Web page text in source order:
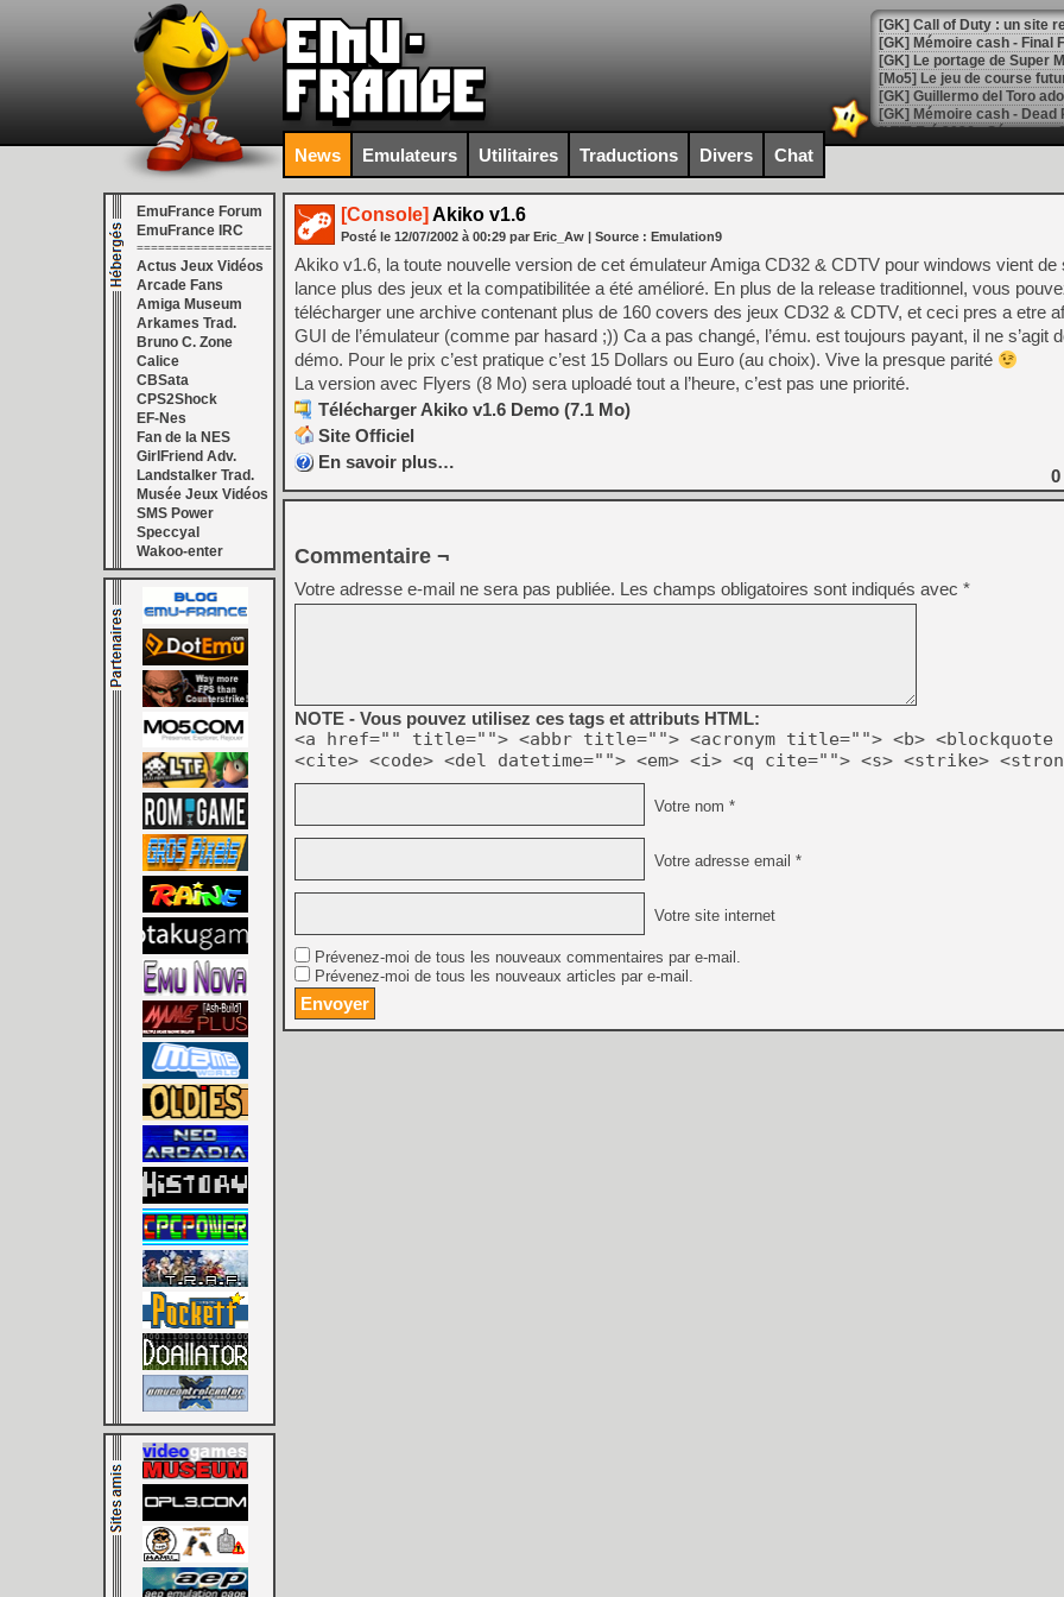
[GK] Le portage de Super
[Mo5] Le jeu de course
[GK] Guillermo del Toro
[LTF] Eté 2026 - Séquence
[GK] Mistfall Hunter :
[GK] Wo Long 2 évolue
[GK] Crossfire : un TPS à
[LS] [PS5] Premiers
[Mo5] DOOM arrive en
[GK] Bethesda fête les 30
[GK] Roblox : l'action en
[GK] Agenda - GeForce
[GK] Devolver Digital en a
[LS] [PS5] ps5-y2jb-
[GK] Pourquoi Marvel
[GK] GTA 6 : Rockstar
[GK] Hot Wheels Infinite
[GK] Mémoire cash -
[GK] Résultats Nintendo :
[GK] Déjà des
[Mo5] Brickboy cherche à
[GK] Minecraft et ses «
[GK] Beast of
[GK] Ubisoft : fin de partie
[GK] Mémoire cash -
[GK] Dan Houser (GTA)
[GK] Comment EA Sports
[GK] Crimson Moon : un
[GK] Isle of Reveries : le
News Emulateurs Utilitaires Traductions Divers Chat
EmuFrance Forum
EmuFrance IRC
===================
Actus Jeux Vidéos
Arcade Fans
Amiga Museum
Arkames Trad.
Bruno C. Zone
Calice
CBSata
CPS2Shock
EF-Nes
Fan de la NES
GirlFriend Adv.
Landstalker Trad.
Musée Jeux Vidéos
SMS Power
Speccyal
Wakoo-enter
[Console] Akiko v1.6
Posté le 12/07/2002 à 00:29 par Eric_Aw | Source : Emulation9
Akiko v1.6, la toute nouvelle version de cet émulateur Amiga CD32 & CDTV pour windows vient de
lance plus des jeux et la compatibilitée a été amélioré. En plus de la release traditionnel, vous
télécharger une archive contenant plus de 160 covers des jeux CD32 & CDTV, et ceci pres a etre
GUI de l’émulateur (comme par hasard ;)) Ca a pas changé, l’ému. est toujours payant, il ne s’agit
démo. Pour le prix c’est pratique c’est 15 Dollars ou Euro (au choix). Vive la presque parité
La version avec Flyers (8 Mo) sera uploadé tout a l’heure, c’est pas une priorité.
Télécharger Akiko v1.6 Demo (7.1 Mo)
Site Officiel
En savoir plus…
0
Commentaire ¬
Votre adresse e-mail ne sera pas publiée. Les champs obligatoires sont indiqués avec *
NOTE - Vous pouvez utilisez ces tags et attributs HTML:
<a href="" title=""> <abbr title=""> <acronym title=""> <b> <blockquote
<cite> <code> <del datetime=""> <em> <i> <q cite=""> <s> <strike>
Votre nom *
Votre adresse email *
Votre site internet
Prévenez-moi de tous les nouveaux commentaires par e-mail.
Prévenez-moi de tous les nouveaux articles par e-mail.